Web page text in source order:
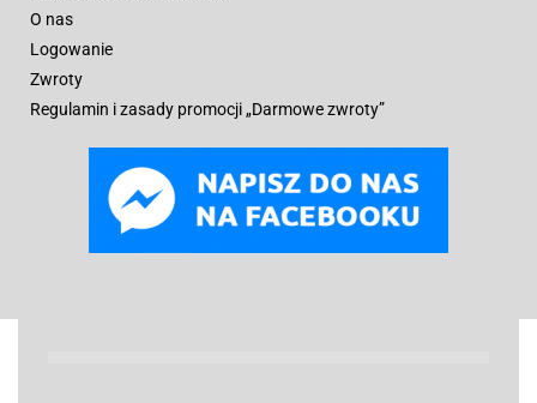
O nas
Logowanie
Zwroty
Regulamin i zasady promocji „Darmowe zwroty”